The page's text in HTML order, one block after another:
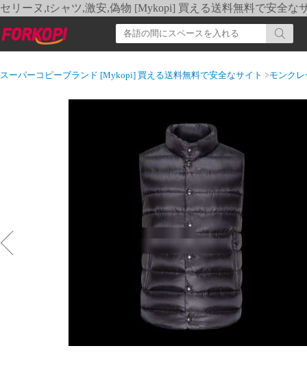
セリーヌ,tシャツ,激安,偽物 [Mykopi] 買える送料無料で安全な
スーパーコピーブランド [Mykopi] 買える送料無料で安全なサイト >モンク